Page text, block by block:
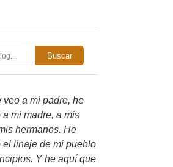
Buscar
veo a mi padre, he
mi madre, a mis
hermanos. He
el linaje de mi pueblo
Y he aquí que